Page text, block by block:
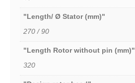
"Length/ Ø Stator (mm)"
270 / 90
"Length Rotor without pin (mm)"
320